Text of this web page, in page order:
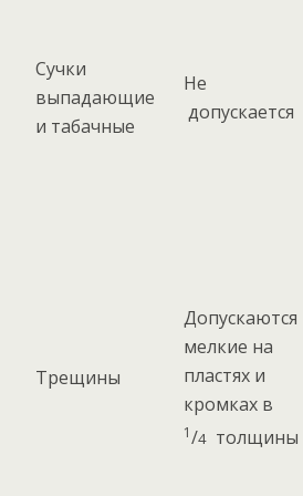
Сучки
выпадающие
и табачные
Не
допускается
Трещины
Допускаются
мелкие на
пластях и
кромках в
1/4 толщины